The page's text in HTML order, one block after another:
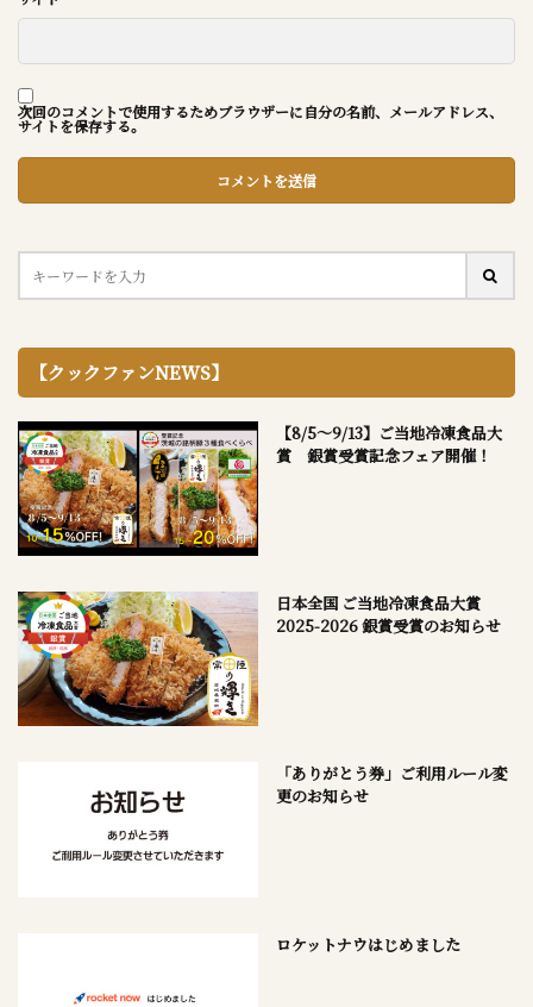
次回のコメントで使用するためブラウザーに自分の名前、メールアドレス、
サイトを保存する。
【クックファンNEWS】
【8/5～9/13】ご当地冷凍食品大
賞 銀賞受賞記念フェア開催！
日本全国 ご当地冷凍食品大賞
2025-2026 銀賞受賞のお知らせ
「ありがとう券」ご利用ルール変
更のお知らせ
ロケットナウはじめました